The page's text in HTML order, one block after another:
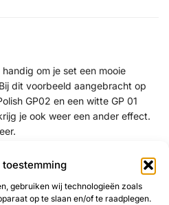
toestemming
gebruiken wij technologieën zoals
op te slaan en/of te raadplegen.
om je set een mooie
dit voorbeeld aangebracht op
GP02 en een witte GP 01
je ook weer een ander effect.
uv-led lamp